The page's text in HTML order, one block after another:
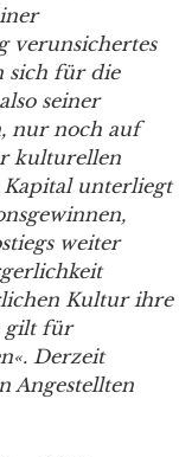
verunsichertes
sich für die
seiner
nur noch auf
kulturellen
Kapital unterliegt
weiter
Kultur ihre
gilt für
Derzeit
Angestellten